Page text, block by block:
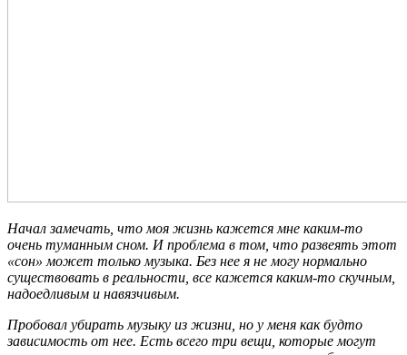
Начал замечать, что моя жизнь кажется мне каким-то
очень туманным сном. И проблема в том, что развеять этот
«сон» может только музыка. Без нее я не могу нормально
существовать в реальности, все кажется каким-то скучным,
надоедливым и навязчивым.
Пробовал убирать музыку из жизни, но у меня как будто
зависимость от нее. Есть всего три вещи, которые могут